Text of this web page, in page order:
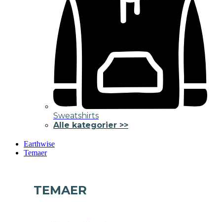
Sweatshirts
Alle kategorier >>
Earthwise
Temaer
TEMAER